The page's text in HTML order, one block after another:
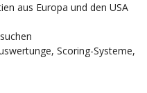
aus Europa und den USA
Scoring-Systeme,